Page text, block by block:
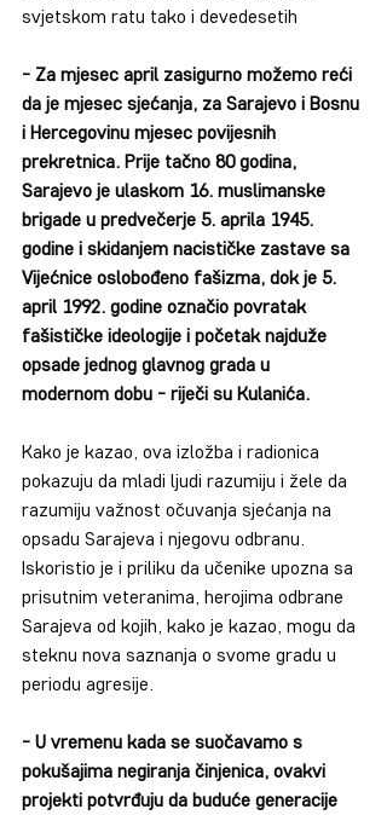
svjetskom ratu tako i devedesetih
- Za mjesec april zasigurno možemo reći
da je mjesec sjećanja, za Sarajevo i Bosnu
i Hercegovinu mjesec povijesnih
prekretnica. Prije tačno 80 godina,
Sarajevo je ulaskom 16. muslimanske
brigade u predvečerje 5. aprila 1945.
godine i skidanjem nacističke zastave sa
Vijećnice oslobođeno fašizma, dok je 5.
april 1992. godine označio povratak
fašističke ideologije i početak najduže
opsade jednog glavnog grada u
modernom dobu - riječi su Kulanića.
Kako je kazao, ova izložba i radionica
pokazuju da mladi ljudi razumiju i žele da
razumiju važnost očuvanja sjećanja na
opsadu Sarajeva i njegovu odbranu.
Iskoristio je i priliku da učenike upozna sa
prisutnim veteranima, herojima odbrane
Sarajeva od kojih, kako je kazao, mogu da
steknu nova saznanja o svome gradu u
periodu agresije.
- U vremenu kada se suočavamo s
pokušajima negiranja činjenica, ovakvi
projekti potvrđuju da buduće generacije